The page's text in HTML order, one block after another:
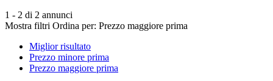
1 - 2 di 2 annunci
Mostra filtri Ordina per: Prezzo maggiore prima
Miglior risultato
Prezzo minore prima
Prezzo maggiore prima